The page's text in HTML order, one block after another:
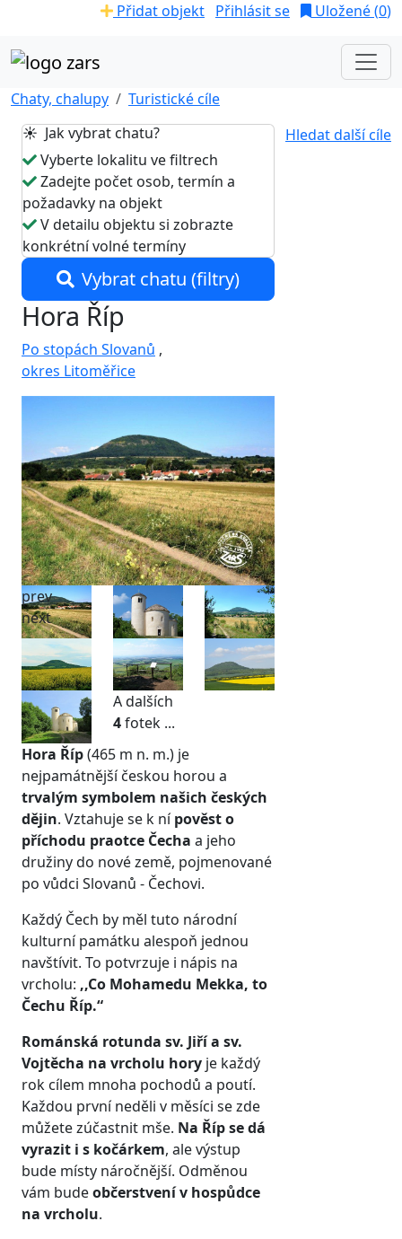
Přidat objekt Přihlásit se Uložené (0)
Chaty, chalupy
Turistické cíle
Hledat další cíle
☀️ Jak vybrat chatu?
Vyberte lokalitu ve filtrech
Zadejte počet osob, termín a
požadavky na objekt
V detailu objektu si zobrazte
konkrétní volné termíny
Vybrat chatu (filtry)
Hora Říp
Po stopách Slovanů ,
okres Litoměřice
prev
next
A dalších
4fotek ...
Hora Říp(465 m n. m.) je
nejpamátnější českou horou a
trvalým symbolem našich českých
dějin. Vztahuje se k nípověst o
příchodu praotce Čecha a jeho
družiny do nové země, pojmenované
po vůdci Slovanů - Čechovi.
Každý Čech by měl tuto národní
kulturní památku alespoň jednou
navštívit. To potvrzuje i nápis na
vrcholu: ,,Co Mohamedu Mekka, to
Čechu Říp.“
Románská rotunda sv. Jiří a sv.
Vojtěcha na vrcholu hory je každý
rok cílem mnoha pochodů a poutí.
Každou první neděli v měsíci se zde
můžete zúčastnit mše. Na Říp se dá
vyrazit i s kočárkem, ale výstup
bude místy náročnější. Odměnou
vám budeobčerstvení v hospůdce
na vrcholu.